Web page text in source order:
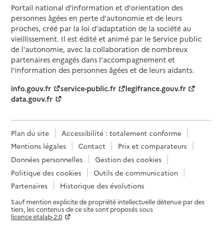
Portail national d'information et d'orientation des
personnes âgées en perte d'autonomie et de leurs
proches, créé par la loi d'adaptation de la société au
vieillissement. Il est édité et animé par le Service public
de l'autonomie, avec la collaboration de nombreux
partenaires engagés dans l'accompagnement et
l'information des personnes âgées et de leurs aidants.
info.gouv.fr
service-public.fr
legifrance.gouv.fr
data.gouv.fr
Plan du site
Accessibilité : totalement conforme
Mentions légales
Contact
Prix et comparateurs
Données personnelles
Gestion des cookies
Politique des cookies
Outils de communication
Partenaires
Historique des évolutions
Sauf mention explicite de propriété intellectuelle détenue par des
tiers, les contenus de ce site sont proposés sous
licence etalab-2.0